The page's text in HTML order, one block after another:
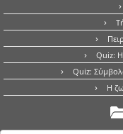
Quiz:
Quiz:
Η